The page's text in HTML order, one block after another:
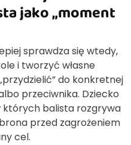
jako „moment
sprawdza się wtedy,
i tworzyć własne
do konkretnej
przeciwnika. Dziecko
których balista rozgrywa
przed zagrożeniem
cel.